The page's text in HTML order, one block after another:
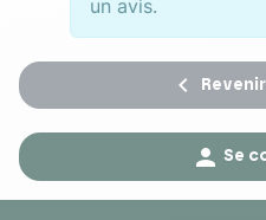
un avis.

 Se